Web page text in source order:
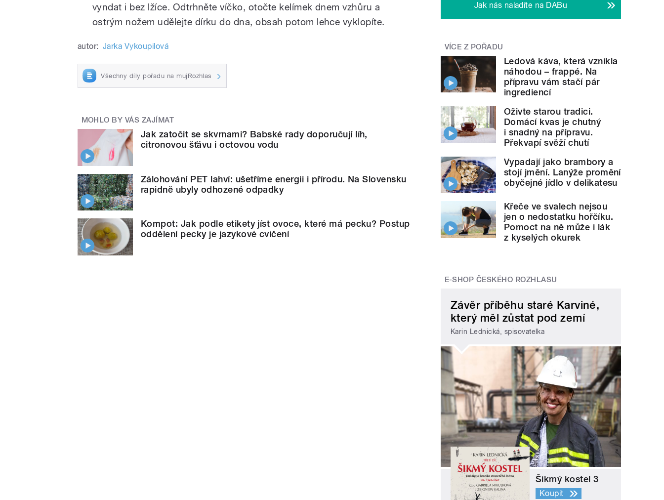
vyndat i bez lžíce. Odtrhněte víčko, otočte kelímek dnem vzhůru a
ostrým nožem udělejte dírku do dna, obsah potom lehce vyklopíte.
autor: Jarka Vykoupilová
Všechny díly pořadu na mujRozhlas
MOHLO BY VÁS ZAJÍMAT
Jak zatočit se skvrnami? Babské rady doporučují líh,
citronovou šťávu i octovou vodu
Zálohování PET lahví: ušetříme energii i přírodu. Na Slovensku
rapidně ubyly odhozené odpadky
Kompot: Jak podle etikety jíst ovoce, které má pecku? Postup
oddělení pecky je jazykové cvičení
Jak nás naladíte na DABu
VÍCE Z POŘADU
Ledová káva, která vznikla
náhodou – frappé. Na
přípravu vám stačí pár
ingrediencí
Oživte starou tradici.
Domácí kvas je chutný
i snadný na přípravu.
Překvapí svěží chutí
Vypadají jako brambory a
stojí jmění. Lanýže promění
obyčejné jídlo v delikatesu
Křeče ve svalech nejsou
jen o nedostatku hořčíku.
Pomoct na ně může i lák
z kyselých okurek
E-SHOP ČESKÉHO ROZHLASU
Závěr příběhu staré Karviné,
který měl zůstat pod zemí
Karin Lednická, spisovatelka
Šikmý kostel 3
Koupit